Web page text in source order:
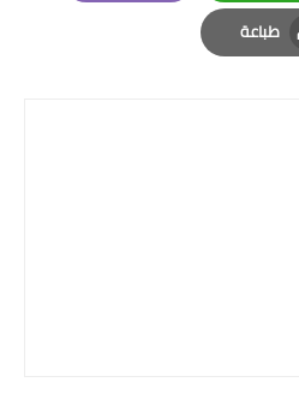
المرحلة الابتدائية
Whatsapp
Email
طباعة
Print